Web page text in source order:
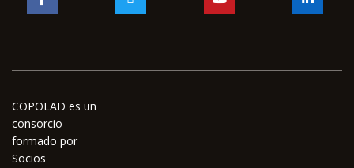
COPOLAD es un
consorcio
formado por
Socios